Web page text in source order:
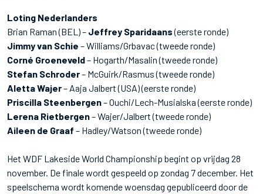
Loting Nederlanders
Brian Raman (BEL) – Jeffrey Sparidaans(eerste ronde)
Jimmy van Schie – Williams/Grbavac (tweede ronde)
Corné Groeneveld– Hogarth/Masalin (tweede ronde)
Stefan Schroder– McGuirk/Rasmus (tweede ronde)
Aletta Wajer– Aaja Jalbert (USA) (eerste ronde)
Priscilla Steenbergen– Ouchi/Lech-Musialska (eerste ronde)
Lerena Rietbergen– Wajer/Jalbert (tweede ronde)
Aileen de Graaf – Hadley/Watson (tweede ronde)
Het WDF Lakeside World Championship begint op vrijdag 28
november. De finale wordt gespeeld op zondag 7 december. Het
speelschema wordt komende woensdag gepubliceerd door de